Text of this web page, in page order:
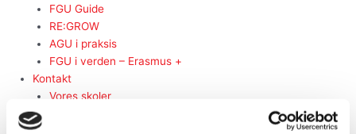
FGU Guide
RE:GROW
AGU i praksis
FGU i verden – Erasmus +
Kontakt
Vores skoler